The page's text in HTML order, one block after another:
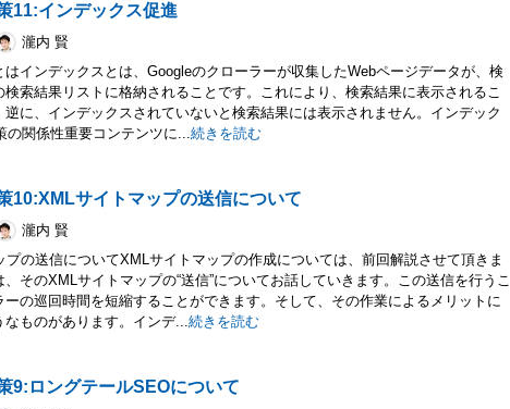
11:インデックス促進
瀧内 賢
はインデックスとは、Googleのクローラーが収集したWebページデータが、検
検索結果リストに格納されることです。これにより、検索結果に表示されるこ
逆に、インデックスされていないと検索結果には表示されません。インデック
の関係性重要コンテンツに...続きを読む
10:XMLサイトマップの送信について
瀧内 賢
プの送信についてXMLサイトマップの作成については、前回解説させて頂きま
、そのXMLサイトマップの“送信”についてお話していきます。この送信を行うこ
ーの巡回時間を短縮することができます。そして、その作業によるメリットに
なものがあります。インデ...続きを読む
9:ロングテールSEOについて